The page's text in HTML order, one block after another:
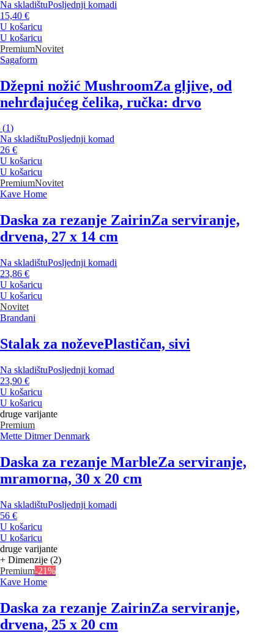
Na skladištuPosljednji komadi
15,40 €
U košaricu
U košaricu
PremiumNovitet
Sagaform
Džepni nožić MushroomZa gljive, od
nehrđajućeg čelika, ručka: drvo
(1)
Na skladištuPosljednji komad
26 €
U košaricu
U košaricu
PremiumNovitet
Kave Home
Daska za rezanje ZairinZa serviranje,
drvena, 27 x 14 cm
Na skladištuPosljednji komadi
23,86 €
U košaricu
U košaricu
Novitet
Brandani
Stalak za noževePlastičan, sivi
Na skladištuPosljednji komad
23,90 €
U košaricu
U košaricu
druge varijante
Premium
Mette Ditmer Denmark
Daska za rezanje MarbleZa serviranje,
mramorna, 30 x 20 cm
Na skladištuPosljednji komadi
56 €
U košaricu
U košaricu
druge varijante
+ Dimenzije (2)
Premium-21%
Kave Home
Daska za rezanje ZairinZa serviranje,
drvena, 25 x 20 cm